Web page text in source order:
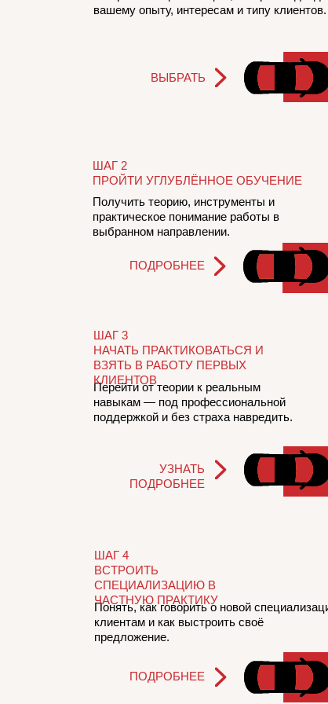
вашему опыту, интересам и типу клиентов.
ВЫБРАТЬ
Получить теорию, инструменты и
практическое понимание работы в
выбранном направлении.
ПОДРОБНЕЕ
ШАГ 2
ПРОЙТИ УГЛУБЛЁННОЕ ОБУЧЕНИЕ
Перейти от теории к реальным
навыкам — под профессиональной
поддержкой и без страха навредить.
УЗНАТЬ
ПОДРОБНЕЕ
ШАГ 3
НАЧАТЬ ПРАКТИКОВАТЬСЯ И
ВЗЯТЬ В РАБОТУ ПЕРВЫХ
КЛИЕНТОВ
Понять, как говорить о новой
клиентам и как выстроить своё
предложение.
ПОДРОБНЕЕ
ШАГ 4
ВСТРОИТЬ
СПЕЦИАЛИЗАЦИЮ В
ЧАСТНУЮ ПРАКТИКУ